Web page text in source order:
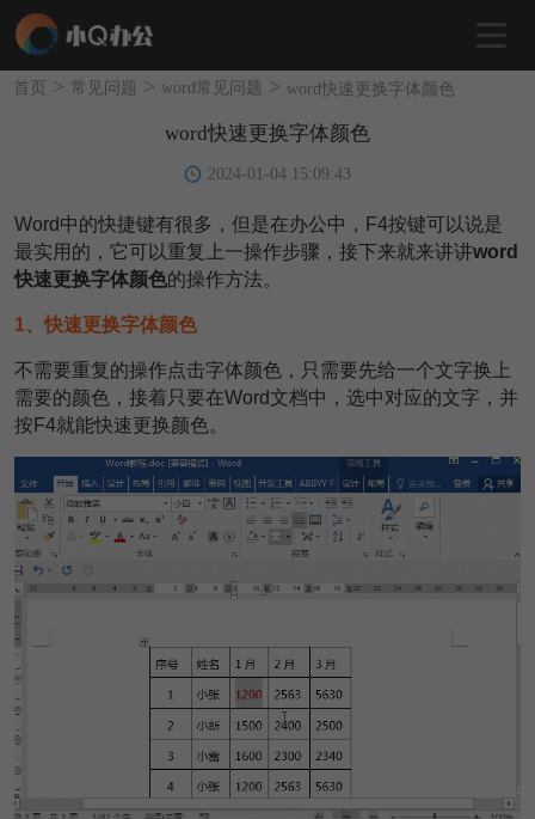
首页 > 常见问题 > word常见问题 > word快速更换字体颜色
word快速更换字体颜色
2024-01-04 15:09:43
Word中的快捷键有很多，但是在办公中，F4按键可以说是
最实用的，它可以重复上一操作步骤，接下来就来讲讲word
快速更换字体颜色的操作方法。
1、快速更换字体颜色
不需要重复的操作点击字体颜色，只需要先给一个文字换上
需要的颜色，接着只要在Word文档中，选中对应的文字，并
按F4就能快速更换颜色。